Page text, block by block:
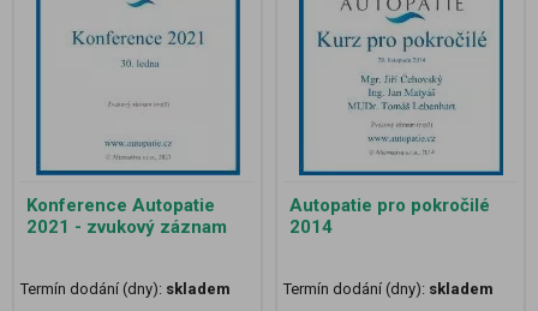
Konference Autopatie
2021 - zvukový záznam
Termín dodání (dny): skladem
Autopatie pro pokročilé
2014
Termín dodání (dny): skladem